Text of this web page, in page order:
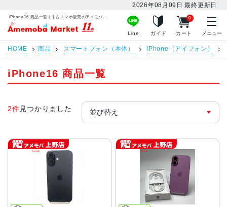
2026年08月09日 最終更新日
アメモバマーケット
Line ガイド カート
0
メニュー
HOME 商品 スマートフォン（本体） iPhone（アイフォン）
iPhone16 商品一覧
2件見つかりました